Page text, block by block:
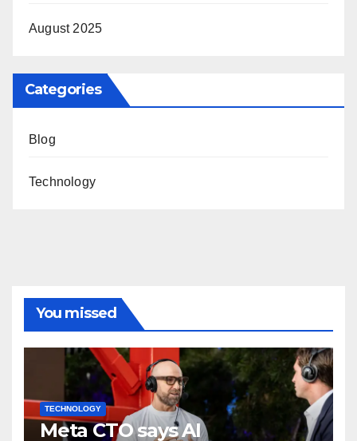
August 2025
Categories
Blog
Technology
You missed
TECHNOLOGY
Meta CTO says AI